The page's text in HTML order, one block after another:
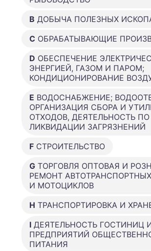
B ДОБЫЧА ПОЛЕЗНЫХ
C ОБРАБАТЫВАЮЩИЕ
D ОБЕСПЕЧЕНИЕ
ЭНЕРГИЕЙ, ГАЗОМ И ПАРОМ;
КОНДИЦИОНИРОВАНИЕ
E ВОДОСНАБЖЕНИЕ;
ОРГАНИЗАЦИЯ СБОРА И
ОТХОДОВ, ДЕЯТЕЛЬНОСТЬ ПО
ЛИКВИДАЦИИ ЗАГРЯЗНЕНИЙ
F СТРОИТЕЛЬСТВО
G ТОРГОВЛЯ ОПТОВАЯ И
РЕМОНТ
И МОТОЦИКЛОВ
H ТРАНСПОРТИРОВКА И
I ДЕЯТЕЛЬНОСТЬ ГОСТИНИЦ
ПРЕДПРИЯТИЙ
ПИТАНИЯ